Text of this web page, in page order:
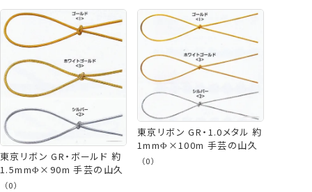
東京リボン GR・ボールド 約
1.5mmΦ×90m 手芸の山久
（0）
東京リボン GR・1.0メタル 約
1mmΦ×100m 手芸の山久
（0）